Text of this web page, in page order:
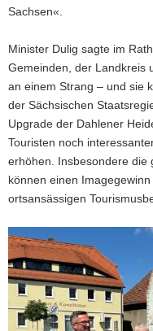
Sachsen«.
Minister Dulig sagte im
Gemeinden, der Landkreis
an einem Strang – und sie
der Sächsischen
Upgrade der Dahlener
Touristen noch
erhöhen. Insbesondere die
können einen
ortsansässigen